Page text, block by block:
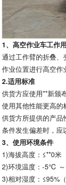
1、高空作业车工作
通过工作臂的折叠
作业位置进行高空作
2.适用标准
供货方应使用**新颁
使用其他性能更高的
供货方所提供的产
条件发生偏差时，应
3、使用环境条件
1)海拔高度：≤**0米
2)环境温度：-5℃
3)相对湿度：≤95%